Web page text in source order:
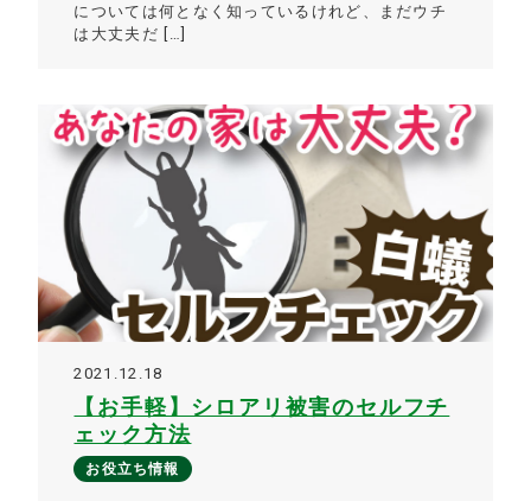
については何となく知っているけれど、まだウチ
は大丈夫だ […]
2021.12.18
【お手軽】シロアリ被害のセルフチ
ェック方法
お役立ち情報